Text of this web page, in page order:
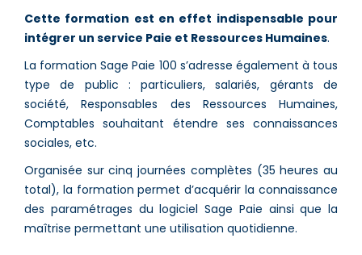
Cette formation est en effet indispensable pour
intégrer un service Paie et Ressources Humaines.
La formation Sage Paie 100 s’adresse également à tous
type de public : particuliers, salariés, gérants de
société, Responsables des Ressources Humaines,
Comptables souhaitant étendre ses connaissances
sociales, etc.
Organisée sur cinq journées complètes (35 heures au
total), la formation permet d’acquérir la connaissance
des paramétrages du logiciel Sage Paie ainsi que la
maîtrise permettant une utilisation quotidienne.